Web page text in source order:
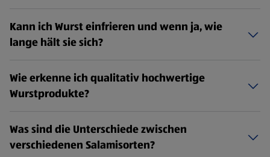
Kann ich Wurst einfrieren und wenn ja, wie
lange hält sie sich?
Wie erkenne ich qualitativ hochwertige
Wurstprodukte?
Was sind die Unterschiede zwischen
verschiedenen Salamisorten?